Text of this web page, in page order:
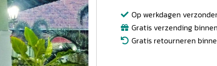
Op werkdagen
Gratis verzending
Gratis retourneren